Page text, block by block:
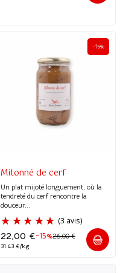
-15%
Mitonné de cerf
Un plat mijoté longuement, où la
tendreté du cerf rencontre la
douceur...
-15%26,00€
22,00 €
31.43 €/kg